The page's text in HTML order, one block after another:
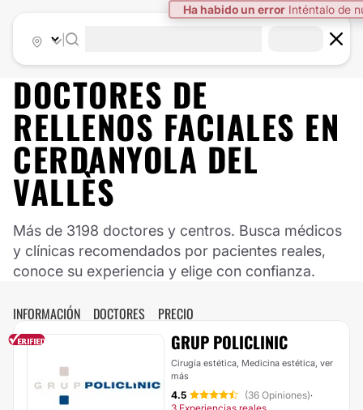
Ha habido un error Inténtalo de
DOCTORES DE
RELLENOS FACIALES EN
CERDANYOLA DEL
VALLÈS
Más de 3198 doctores y centros. Busca médicos
y clínicas recomendados por pacientes reales,
conoce su experiencia y elige con confianza.
INFORMACIÓN DOCTORES PRECIO
GRUP POLICLINIC
Cirugía estética, Medicina estética, ver
más
4.5 (36 Opiniones)·